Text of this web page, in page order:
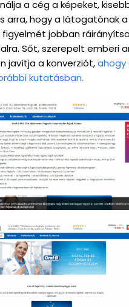
a cég a képeket,
arra, hogy a látogatónak
figyelmét jobban
Sőt, szerepelt emberi
javítja a konverziót,ahogy
kutatásban.